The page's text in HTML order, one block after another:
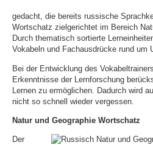
gedacht, die bereits russische
Wortschatz zielgerichtet im Bereich
Durch thematisch sortierte
Vokabeln und Fachausdrücke rund um
Bei der Entwicklung des
Erkenntnisse der Lernforschung
Lernen zu ermöglichen. Dadurch wird
nicht so schnell wieder vergessen.
Natur und Geographie Wortschatz
Der